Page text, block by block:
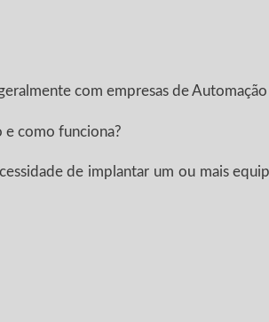
com empresas de Automação
e como funciona?
de implantar um ou mais